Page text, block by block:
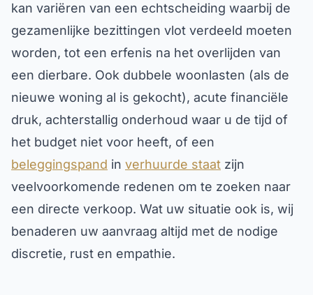
kan variëren van een echtscheiding waarbij de
gezamenlijke bezittingen vlot verdeeld moeten
worden, tot een erfenis na het overlijden van
een dierbare. Ook dubbele woonlasten (als de
nieuwe woning al is gekocht), acute financiële
druk, achterstallig onderhoud waar u de tijd of
het budget niet voor heeft, of een
beleggingspand in verhuurde staat zijn
veelvoorkomende redenen om te zoeken naar
een directe verkoop. Wat uw situatie ook is, wij
benaderen uw aanvraag altijd met de nodige
discretie, rust en empathie.